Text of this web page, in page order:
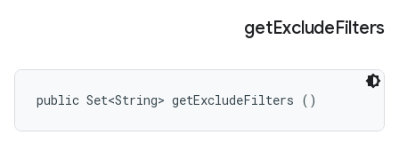
getExcludeFilters
public Set<String> getExcludeFilters ()